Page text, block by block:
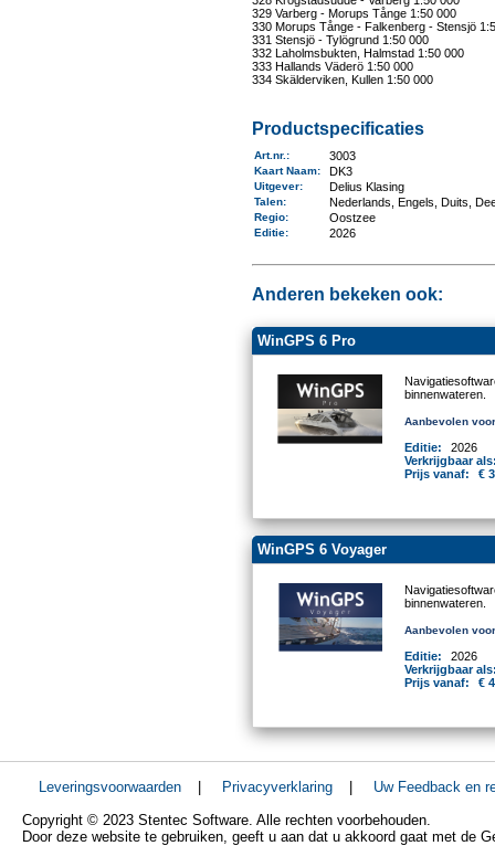
329 Varberg - Morups Tånge 1:50 000
330 Morups Tånge - Falkenberg - Stensjö
331 Stensjö - Tylögrund 1:50 000
332 Laholmsbukten, Halmstad 1:50 000
333 Hallands Väderö 1:50 000
334 Skälderviken, Kullen 1:50 000
Productspecificaties
Art.nr. : 3003
Kaart Naam: DK3
Uitgever: Delius Klasing
Talen: Nederlands, Engels, Duits,
Regio: Oostzee
Editie: 2026
Anderen bekeken ook:
WinGPS 6 Pro
binnenwateren.
Aanbevolen
Editie:
2026
Verkrijgbaar
Prijs vanaf:
€
WinGPS 6 Voyager
binnenwateren.
Aanbevolen
Editie:
2026
Verkrijgbaar
Prijs vanaf:
€
Leveringsvoorwaarden Privacyverklaring
Uw Feedback en
Copyright © 2023 Stentec Software. Alle rechten voorbehouden.
Door deze website te gebruiken, geeft u aan dat u akkoord gaat met de